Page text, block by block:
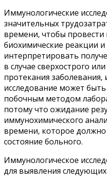
Иммунологические
значительных
времени, чтобы
биохимические реакции
интерпретировать
в случае сверхострого
протекания
исследование может
побочным методом
потому что ожидание
иммунохимического
времени, которое
состояние больного.
Иммунологическое
для выявления